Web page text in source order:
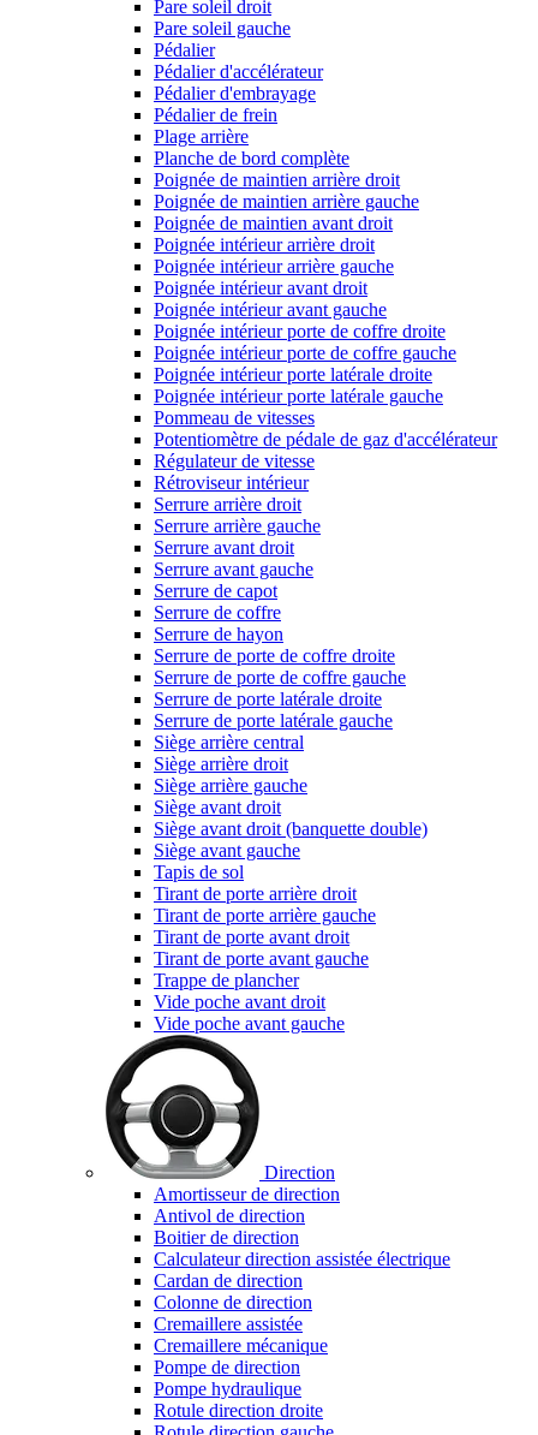
Pare soleil droit
Pare soleil gauche
Pédalier
Pédalier d'accélérateur
Pédalier d'embrayage
Pédalier de frein
Plage arrière
Planche de bord complète
Poignée de maintien arrière droit
Poignée de maintien arrière gauche
Poignée de maintien avant droit
Poignée intérieur arrière droit
Poignée intérieur arrière gauche
Poignée intérieur avant droit
Poignée intérieur avant gauche
Poignée intérieur porte de coffre droite
Poignée intérieur porte de coffre gauche
Poignée intérieur porte latérale droite
Poignée intérieur porte latérale gauche
Pommeau de vitesses
Potentiomètre de pédale de gaz d'accélérateur
Régulateur de vitesse
Rétroviseur intérieur
Serrure arrière droit
Serrure arrière gauche
Serrure avant droit
Serrure avant gauche
Serrure de capot
Serrure de coffre
Serrure de hayon
Serrure de porte de coffre droite
Serrure de porte de coffre gauche
Serrure de porte latérale droite
Serrure de porte latérale gauche
Siège arrière central
Siège arrière droit
Siège arrière gauche
Siège avant droit
Siège avant droit (banquette double)
Siège avant gauche
Tapis de sol
Tirant de porte arrière droit
Tirant de porte arrière gauche
Tirant de porte avant droit
Tirant de porte avant gauche
Trappe de plancher
Vide poche avant droit
Vide poche avant gauche
Direction
Amortisseur de direction
Antivol de direction
Boitier de direction
Calculateur direction assistée électrique
Cardan de direction
Colonne de direction
Cremaillere assistée
Cremaillere mécanique
Pompe de direction
Pompe hydraulique
Rotule direction droite